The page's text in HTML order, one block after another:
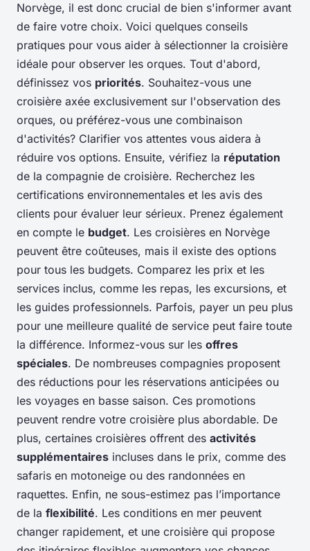
Norvège, il est donc crucial de bien s'informer avant
de faire votre choix. Voici quelques conseils
pratiques pour vous aider à sélectionner la croisière
idéale pour observer les orques. Tout d'abord,
définissez vos priorités. Souhaitez-vous une
croisière axée exclusivement sur l'observation des
orques, ou préférez-vous une combinaison
d'activités? Clarifier vos attentes vous aidera à
réduire vos options. Ensuite, vérifiez la réputation
de la compagnie de croisière. Recherchez les
certifications environnementales et les avis des
clients pour évaluer leur sérieux. Prenez également
en compte le budget. Les croisières en Norvège
peuvent être coûteuses, mais il existe des options
pour tous les budgets. Comparez les prix et les
services inclus, comme les repas, les excursions, et
les guides professionnels. Parfois, payer un peu plus
pour une meilleure qualité de service peut faire toute
la différence. Informez-vous sur les offres
spéciales. De nombreuses compagnies proposent
des réductions pour les réservations anticipées ou
les voyages en basse saison. Ces promotions
peuvent rendre votre croisière plus abordable. De
plus, certaines croisières offrent des activités
supplémentaires incluses dans le prix, comme des
safaris en motoneige ou des randonnées en
raquettes. Enfin, ne sous-estimez pas l’importance
de la flexibilité. Les conditions en mer peuvent
changer rapidement, et une croisière qui propose